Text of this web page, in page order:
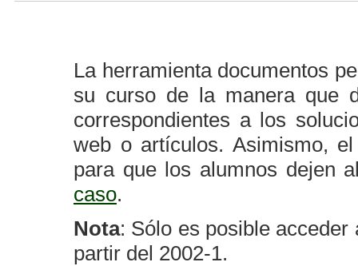
La herramienta documentos
su curso de la manera que
correspondientes a los
web o artículos. Asimismo,
para que los alumnos dejen
caso.
Nota: Sólo es posible
partir del 2002-1.